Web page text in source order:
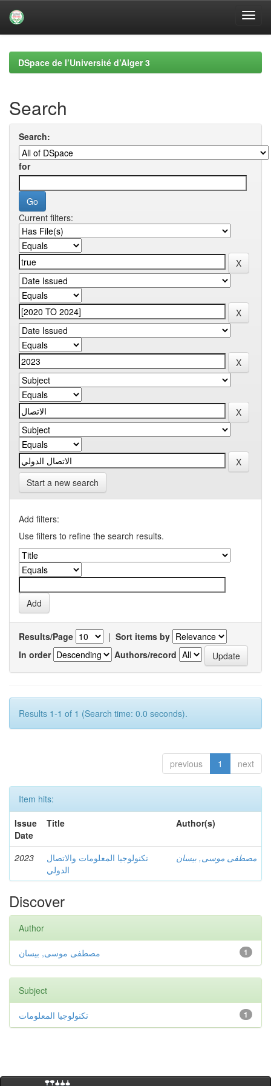
navigationDSpace de l’Université d’Alger 3
Search
Search:
for
Current filters:
Start a new search
Add filters:
Use filters to refine the search results.
Results/Page | Sort items by
In order
Authors/record
Results 1-1 of 1 (Search time: 0.0 seconds).
previous 1 next
Item hits:
Issue
Date
Title Author(s)
2023
تكنولوجيا المعلومات والاتصال
الدولي
مصطفى موسى, بيسان
Discover
Author
1 مصطفى موسى, بيسان
Subject
1 تكنولوجيا المعلومات